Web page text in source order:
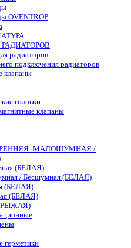
OVENTROP
радиаторов
подключения радиаторов
клапаны
головки
клапаны
МАЛОШУМНАЯ /
(БЕЛАЯ)
/ Бесшумная (БЕЛАЯ)
(БЕЛАЯ)
(БЕЛАЯ)
(РЫЖАЯ)
герметики